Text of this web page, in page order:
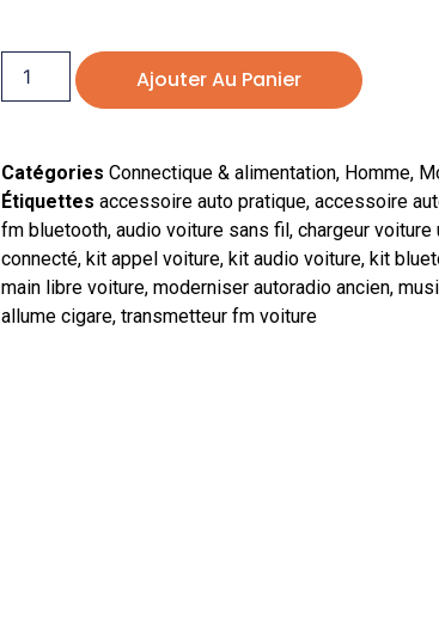
Ajouter Au Panier
Catégories Connectique & alimentation, Homme,
Étiquettes accessoire auto pratique, accessoire
fm bluetooth, audio voiture sans fil , chargeur voiture
connecté, kit appel voiture, kit audio voiture, kit
main libre voiture, moderniser autoradio ancien,
allume cigare, transmetteur fm voiture